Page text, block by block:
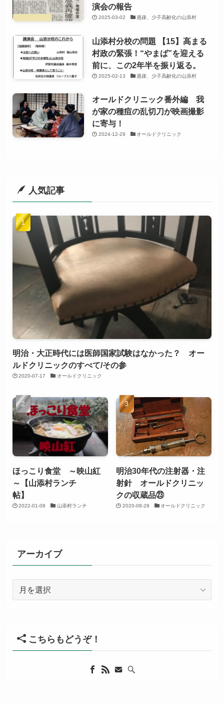
演会の報告
2025-03-02 過疎、少子高齢化の山添村
山添村分校の問題 【15】高まる
村政の緊張！“やまば”を迎える
前に、この2年半を振り返る。
2025-02-13 過疎、少子高齢化の山添村
オールドクリニック番外編 我
が家の種痘の乱切刀が映画撮影
に寄与！
2024-12-29 オールドクリニック
人気記事
明治・大正時代には医師国家試験はなかった？ オー
ルドクリニックのすべて/その参
2020-07-17 オールドクリニック
ほっこり食堂 ～映山紅
～【山添村ランチ
帖】
2022-01-08 山添村ランチ
明治30年代の注射器・注
射針 オールドクリニッ
クの収蔵品㉓
2020-08-28 オールドクリニック
アーカイブ
ブ
こちらもどうぞ！